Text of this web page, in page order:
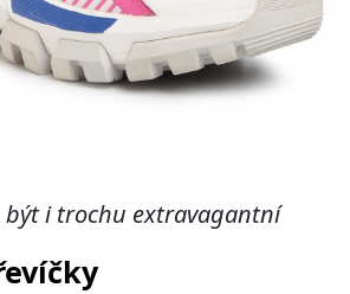
být i trochu extravagantní